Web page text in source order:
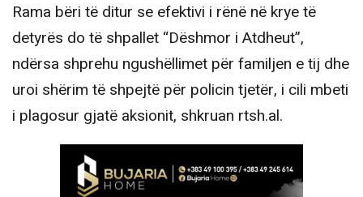
Rama bëri të ditur se efektivi i rënë në krye të
detyrës do të shpallet “Dëshmor i Atdheut”,
ndërsa shprehu ngushëllimet për familjen e tij dhe
uroi shërim të shpejtë për policin tjetër, i cili mbeti
i plagosur gjatë aksionit, shkruan rtsh.al.